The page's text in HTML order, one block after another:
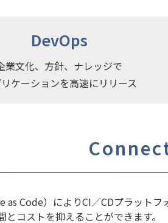
DevOps
業文化、方針、ナレッジで
ケーションを高速にリリース
as Code）によりCI／CDプラット
とコストを抑えることができます。